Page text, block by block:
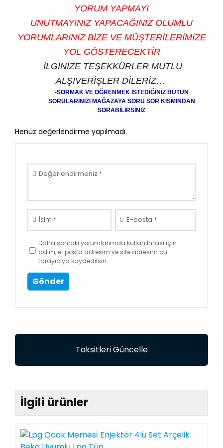
YORUM YAPMAYI
UNUTMAYINIZ YAPACAĞINIZ OLUMLU
YORUMLARINIZ BİZE VE MÜŞTERİLERİMİZE
YOL GÖSTERECEKTİR
İLGİNİZE TEŞEKKÜRLER MUTLU
ALŞIVERİŞLER DİLERİZ…
-SORMAK VE ÖĞRENMEK İSTEDİĞİNİZ BÜTÜN
SORULARINIZI MAĞAZAYA SORU SOR KISMINDAN
SORABİLİRSİNİZ
Henüz değerlendirme yapılmadı.
Değerlendirmeniz *
İsim * E-posta *
Daha sonraki yorumlarımda kullanılması için
adım, e-posta adresim ve site adresim bu
tarayıcıya kaydedilsin.
Taksitleri Güncelle
İlgili ürünler